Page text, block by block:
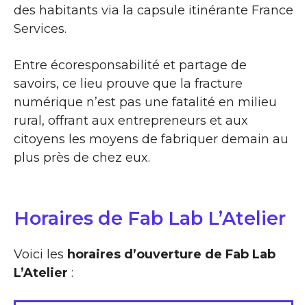
des habitants via la capsule itinérante France
Services.
Entre écoresponsabilité et partage de
savoirs, ce lieu prouve que la fracture
numérique n’est pas une fatalité en milieu
rural, offrant aux entrepreneurs et aux
citoyens les moyens de fabriquer demain au
plus près de chez eux.
Horaires de Fab Lab L’Atelier
Voici les horaires d’ouverture de Fab Lab
L’Atelier :